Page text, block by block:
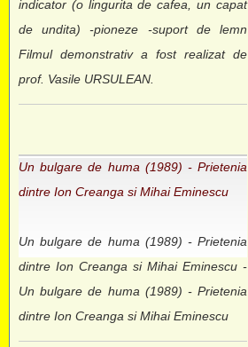
indicator (o lingurita de cafea, un capat
de undita) -pioneze -suport de lemn
Filmul demonstrativ a fost realizat de
prof. Vasile URSULEAN.
Un bulgare de huma (1989) - Prietenia
dintre Ion Creanga si Mihai Eminescu
Un bulgare de huma (1989) - Prietenia
dintre Ion Creanga si Mihai Eminescu -
Un bulgare de huma (1989) - Prietenia
dintre Ion Creanga si Mihai Eminescu